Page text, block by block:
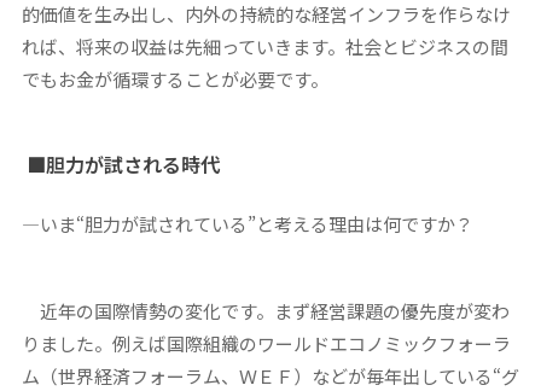
的価値を生み出し、内外の持続的な経営インフラを作らなけ
れば、将来の収益は先細っていきます。社会とビジネスの間
でもお金が循環することが必要です。
■胆力が試される時代
―いま“胆力が試されている”と考える理由は何ですか？
近年の国際情勢の変化です。まず経営課題の優先度が変わ
りました。例えば国際組織のワールドエコノミックフォーラ
ム（世界経済フォーラム、ＷＥＦ）などが毎年出している“グ